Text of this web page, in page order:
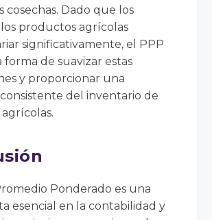
cosechas. Dado que los
productos agrícolas
significativamente, el PPP
de suavizar estas
y proporcionar una
del inventario de
Ponderado es una
esencial en la contabilidad y